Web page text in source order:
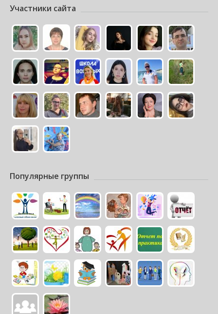
Участники сайта
Популярные группы